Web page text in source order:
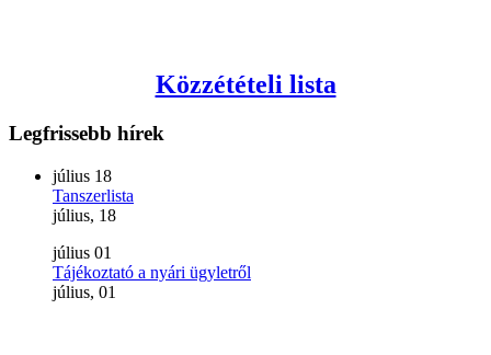
Közzétételi lista
Legfrissebb hírek
július 18
Tanszerlista
július, 18
július 01
Tájékoztató a nyári ügyletről
július, 01